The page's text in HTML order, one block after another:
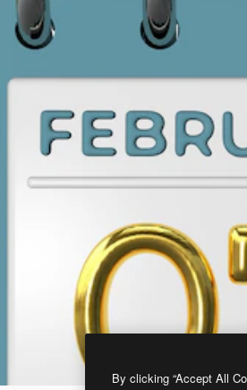
By clicking “Accept All